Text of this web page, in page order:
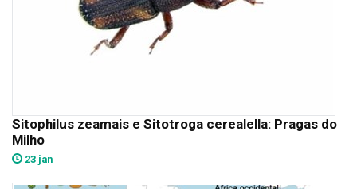
Sitophilus zeamais e Sitotroga cerealella: Pragas do
Milho
23 jan